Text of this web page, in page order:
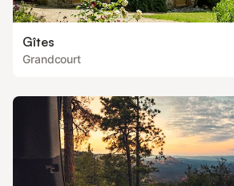
Gîtes
Grandcourt